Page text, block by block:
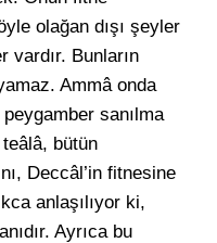
olağan dışı şeyler
vardır. Bunların
Ammâ onda
sanılma
bütün
Deccâl’in fitnesine
anlaşılıyor ki,
Ayrıca bu